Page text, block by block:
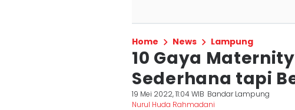
Home News Lampung
10 Gaya
Sederhana tapi
19 Mei 2022, 11:04 WIB Bandar Lampung
Nurul Huda Rahmadani